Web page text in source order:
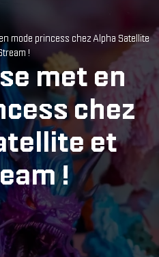
mode princess chez Alpha Satellite
!
met en
chez
et
!